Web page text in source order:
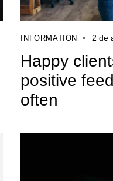
INFORMATION 2 de
Happy
positive
often